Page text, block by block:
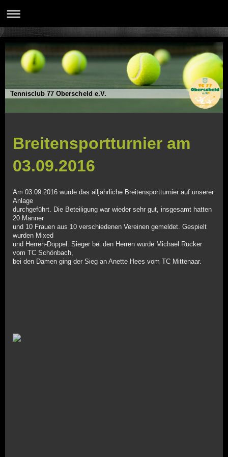
Tennisclub 77 Oberscheld e.V.
Breitensportturnier am
03.09.2016
Am 03.09.2016 wurde das alljährliche Breitensportturnier auf unserer
Anlage
durchgeführt. Die Beteiligung war wieder sehr gut, insgesamt hatten
20 Männer
und 10 Frauen aus 10 verschiedenen Vereinen gemeldet. Gespielt
wurden Mixed
und Herren-Doppel. Sieger bei den Herren wurde Michael Rücker
vom TC Schönbach,
bei den Damen ging der Sieg an Anette Hees vom TC Mittenaar.